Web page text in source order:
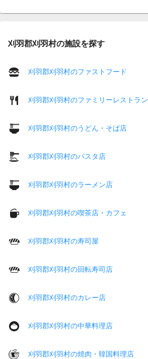
刈羽郡刈羽村の施設を探す
刈羽郡刈羽村のファストフード
刈羽郡刈羽村のファミリーレストラン
刈羽郡刈羽村のうどん・そば店
刈羽郡刈羽村のパスタ店
刈羽郡刈羽村のラーメン店
刈羽郡刈羽村の喫茶店・カフェ
刈羽郡刈羽村の寿司屋
刈羽郡刈羽村の回転寿司店
刈羽郡刈羽村のカレー店
刈羽郡刈羽村の中華料理店
刈羽郡刈羽村の焼肉・韓国料理店